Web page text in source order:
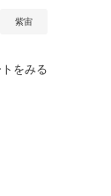
紫宙
をみる